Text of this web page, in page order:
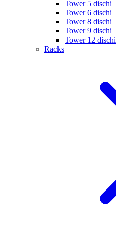
Tower 5 dischi
Tower 6 dischi
Tower 8 dischi
Tower 9 dischi
Tower 12 dischi
Racks